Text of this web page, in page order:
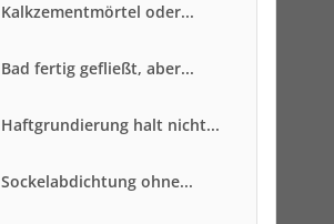
Kalkzementmörtel oder...
Bad fertig gefließt, aber...
Haftgrundierung halt nicht...
Sockelabdichtung ohne...